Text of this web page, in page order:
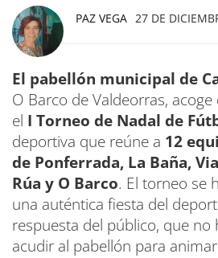
PAZ VEGA 27 DE
El pabellón municipal de
O Barco de Valdeorras,
el I Torneo de Nadal de
deportiva que reúne a 12
de Ponferrada, La Baña,
Rúa y O Barco. El torneo se
una auténtica fiesta del
respuesta del público, que no
acudir al pabellón para